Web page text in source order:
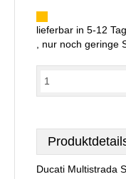
lieferbar in 5-12
, nur noch geringe
Ducati Multistrada